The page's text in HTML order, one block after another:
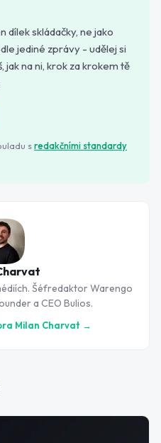
dílek skládačky, ne jako
jediné zprávy - udělej si
jak na ni, krok za krokem tě
sredakčními standardy
Šéfredaktor Warengo
a CEO Bulios.
Milan Charvat →